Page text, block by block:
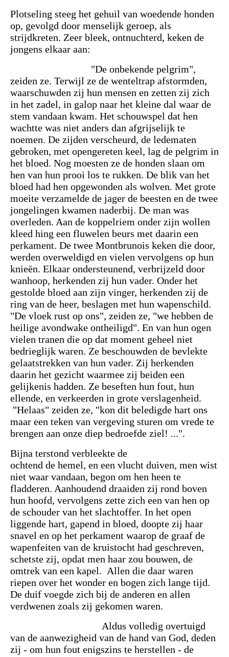
Plotseling steeg het gehuil van woedende honden
op, gevolgd door menselijk geroep, als
strijdkreten. Zeer bleek, ontnuchterd, keken de
jongens elkaar aan:
"De onbekende pelgrim",
zeiden ze. Terwijl ze de wenteltrap afstormden,
waarschuwden zij hun mensen en zetten zij zich
in het zadel, in galop naar het kleine dal waar de
stem vandaan kwam. Het schouwspel dat hen
wachtte was niet anders dan afgrijselijk te
noemen. De zijden verscheurd, de ledematen
gebroken, met opengereten keel, lag de pelgrim in
het bloed. Nog moesten ze de honden slaan om
hen van hun prooi los te rukken. De blik van het
bloed had hen opgewonden als wolven. Met grote
moeite verzamelde de jager de beesten en de twee
jongelingen kwamen naderbij. De man was
overleden. Aan de koppelriem onder zijn wollen
kleed hing een fluwelen beurs met daarin een
perkament. De twee Montbrunois keken die door,
werden overweldigd en vielen vervolgens op hun
knieën. Elkaar ondersteunend, verbrijzeld door
wanhoop, herkenden zij hun vader. Onder het
gestolde bloed aan zijn vinger, herkenden zij de
ring van de heer, beslagen met hun wapenschild.
"De vloek rust op ons", zeiden ze, "we hebben de
heilige avondwake ontheiligd". En van hun ogen
vielen tranen die op dat moment geheel niet
bedrieglijk waren. Ze beschouwden de bevlekte
gelaatstrekken van hun vader. Zij herkenden
daarin het gezicht waarmee zij beiden een
gelijkenis hadden. Ze beseften hun fout, hun
ellende, en verkeerden in grote verslagenheid.
"Helaas" zeiden ze, "kon dit beledigde hart ons
maar een teken van vergeving sturen om vrede te
brengen aan onze diep bedroefde ziel! ...".
Bijna terstond verbleekte de
ochtend de hemel, en een vlucht duiven, men wist
niet waar vandaan, begon om hen heen te
fladderen. Aanhoudend draaiden zij rond boven
hun hoofd, vervolgens zette zich een van hen op
de schouder van het slachtoffer. In het open
liggende hart, gapend in bloed, doopte zij haar
snavel en op het perkament waarop de graaf de
wapenfeiten van de kruistocht had geschreven,
schetste zij, opdat men haar zou bouwen, de
omtrek van een kapel. Allen die daar waren
riepen over het wonder en bogen zich lange tijd.
De duif voegde zich bij de anderen en allen
verdwenen zoals zij gekomen waren.
Aldus volledig overtuigd
van de aanwezigheid van de hand van God, deden
zij - om hun fout enigszins te herstellen - de